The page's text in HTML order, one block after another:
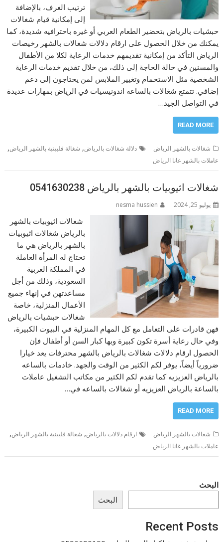
ترتيب الغرف، بالإضافة
إلى إمكانية قيام شغالات
حبشيات بالرياض بتحضير الطعام العربي أو غيره باحترافيه شديدة، كما
يمكنك من خلال الحصول على ارقام دلالات شغالات بالشهر رخيصات
الرياض التأكد من إمكانية تقديمهم خدمات الرعاية لكلا من الأطفال
والمسنين في حالة الحاجة إلى ذلك، من خلال تقديم خدمات الرعاية
الشخصية مثل الاستحمام وتغيير الملابس لمن يحتاجون إلى دعم
إضافي. تتمتع شغالات بالساعه اندونيسيات في الرياض بمهارات عديدة
في التواصل الجيد…
READ MORE
شغالات بالشهر الرياض دلالة شغالات بالرياض, شغالة فلبينية بالشهر الرياض,
عاملات بالشهر غانا الرياض
شغالات اثيوبيات بالشهر بالرياض 0541630238
يوليو 25, 2024 nesma hussien
شغالات اثيوبيات بالشهر
بالرياض شغالات اثيوبيات
بالشهر بالرياض هي ما
تحتاج له المرأة العاملة
في المملكة العربية
السعودية، وذلك من أجل
مساعدتهن في إنهاء جميع
الأعمال المنزلية، خاصة
شغالات حبشيات بالرياض
فهن قادرات على التعامل مع كل المهام المنزلية في البيوت الكبيرة،
وفي حال رعاية أسرة تكون كبيرة وبها كبار السن أو أطفال فإن
الحصول ارقام دلالات شغالات بالرياض بالشهر محترفات يعد خيارا
ضرورياً أيضاً، يوفر لكم الكثير من الوقت والجهد. خادمات بالساعه
بالرياض العزيزيه كما تقدم لكم الكثير من مكاتب التشغيل عاملات
بالساعة بالرياض العزيزيه أو شغالات بالساعه في…
READ MORE
شغالات بالشهر الرياض ارقام دلالات بالرياض, شغالة فلبينية بالشهر الرياض,
عاملات بالشهر غانا الرياض
البحث
البحث
Recent Posts